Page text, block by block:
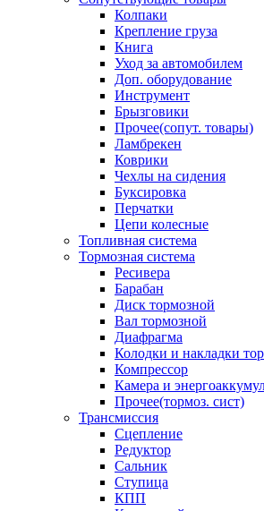
Колпаки
Крепление груза
Книга
Уход за автомобилем
Доп. оборудование
Инструмент
Брызговики
Прочее(сопут. товары)
Ламбрекен
Коврики
Чехлы на сидения
Буксировка
Перчатки
Цепи колесные
Топливная система
Тормозная система
Ресивера
Барабан
Диск тормозной
Вал тормозной
Диафрагма
Колодки и накладки
Компрессор
Камера и
Прочее(тормоз. сист)
Трансмиссия
Сцепление
Редуктор
Сальник
Ступица
КПП